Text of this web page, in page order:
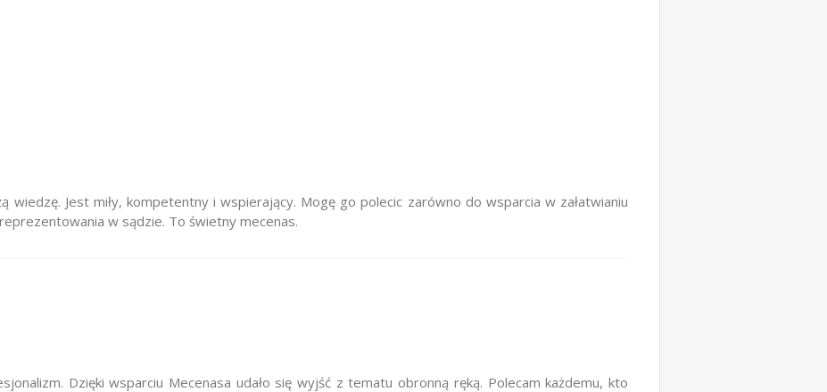
wiedzę. Jest miły, kompetentny i wspierający. Mogę go polecic zarówno do wsparcia w załatwianiu
w sądzie. To świetny mecenas.
Dzięki wsparciu Mecenasa udało się wyjść z tematu obronną ręką. Polecam każdemu, kto